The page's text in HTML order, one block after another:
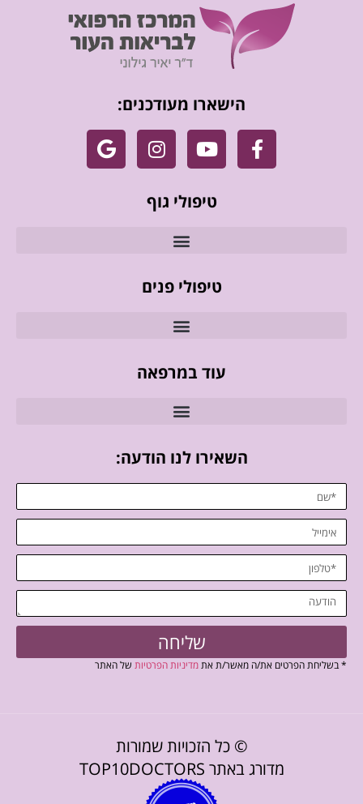
הישארו מעודכנים:
טיפולי גוף
טיפולי פנים
עוד במרפאה
השאירו לנו הודעה:
שליחה
* בשליחת הפרטים את/ה מאשר/ת אתמדיניות הפרטיות של האתר
© כל הזכויות שמורות
מדורג באתר TOP10DOCTORS